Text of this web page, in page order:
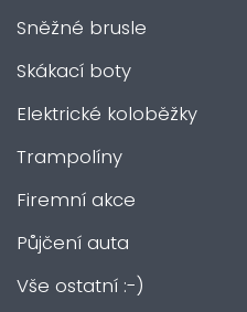
Sněžné brusle
Skákací boty
Elektrické koloběžky
Trampolíny
Firemní akce
Půjčení auta
Vše ostatní :-)